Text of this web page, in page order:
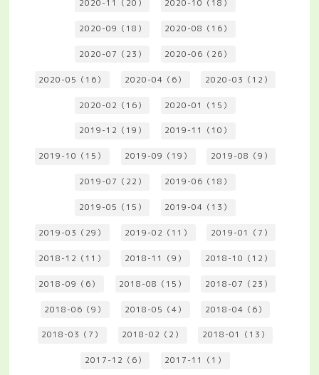
2020-11（20） 2020-10（18）
2020-09（18） 2020-08（16）
2020-07（23） 2020-06（26）
2020-05（16） 2020-04（6） 2020-03（12）
2020-02（16） 2020-01（15）
2019-12（19） 2019-11（10）
2019-10（15） 2019-09（19） 2019-08（9）
2019-07（22） 2019-06（18）
2019-05（15） 2019-04（13）
2019-03（29） 2019-02（11） 2019-01（7）
2018-12（11） 2018-11（9） 2018-10（12）
2018-09（6） 2018-08（15） 2018-07（23）
2018-06（9） 2018-05（4） 2018-04（6）
2018-03（7） 2018-02（2） 2018-01（13）
2017-12（6） 2017-11（1）